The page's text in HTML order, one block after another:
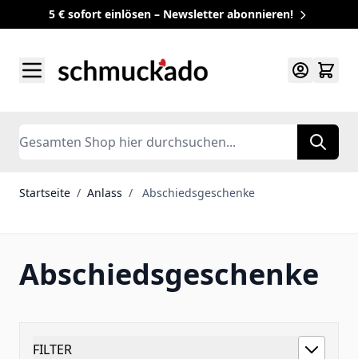
5 € sofort einlösen – Newsletter abonnieren!
Search
Startseite / Anlass / Abschiedsgeschenke
Abschiedsgeschenke
FILTER